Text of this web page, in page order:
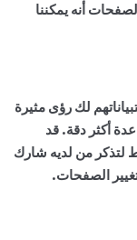
أنه يمكننا
لك رؤى مثيرة
أكثر دقة. قد
لتذكر من لديه شارك
الصفحات.